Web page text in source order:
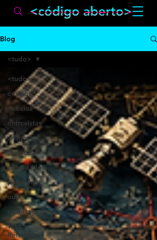
Blog
<tudo>
ensaios
notícias
entrevistas
artigos
crônicas
convidados
pescados
out
reportagem
Texto /
Reflexão
<tudo>